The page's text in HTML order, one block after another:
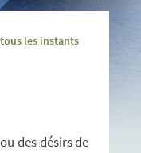
les instants
des désirs de